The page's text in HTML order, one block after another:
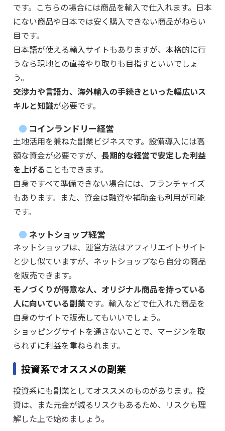
です。こちらの場合には商品を輸入で仕入れます。日本
にない商品や日本では安く購入できない商品がねらい
目です。
日本語が使える輸入サイトもありますが、本格的に行
うなら現地との直接やり取りも目指すといいでしょ
う。
交渉力や言語力、海外輸入の手続きといった幅広いス
キルと知識が必要です。
コインランドリー経営
土地活用を兼ねた副業ビジネスです。設備導入には高
額な資金が必要ですが、 長期的な経営で安定した利益
を上げる こともできます。
自身ですべて準備できない場合には、フランチャイズ
もあります。また、資金は融資や補助金も利用が可能
です。
ネットショップ経営
ネットショップは、運営方法はアフィリエイトサイト
と少し似ていますが、ネットショップなら自分の商品
を販売できます。
モノづくりが得意な人、オリジナル商品を持っている
人に向いている副業です。輸入などで仕入れた商品を
自身のサイトで販売してもいいでしょう。
ショッピングサイトを通さないことで、マージンを取
られずに利益を重ねられます。
投資系でオススメの副業
投資系にも副業としてオススメのものがあります。投
資は、また元金が減るリスクもあるため、リスクも理
解した上で始めましょう。